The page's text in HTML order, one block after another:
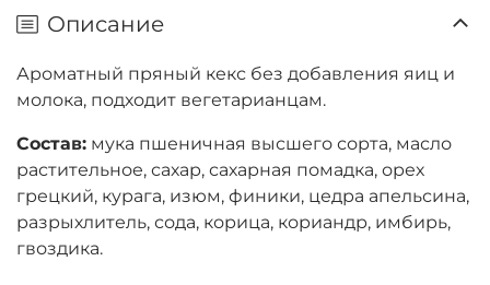
Описание
Ароматный пряный кекс без добавления яиц и
молока, подходит вегетарианцам.
Состав: мука пшеничная высшего сорта, масло
растительное, сахар, сахарная помадка, орех
грецкий, курага, изюм, финики, цедра апельсина,
разрыхлитель, сода, корица, кориандр, имбирь,
гвоздика.